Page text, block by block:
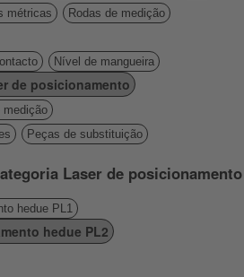
métricas
Rodas de medição
Nível de mangueira
de posicionamento
medição
Peças de substituição
Laser de posicionamento
hedue PL1
hedue PL2